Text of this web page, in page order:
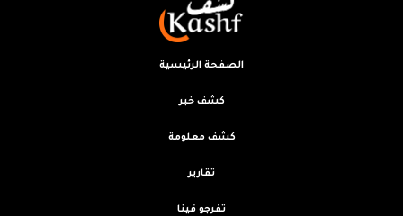
الصفحة الرئيسية
كشف خبر
كشف معلومة
تقارير
تفرجو فينا